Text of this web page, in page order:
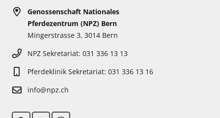
Genossenschaft Nationales
Pferdezentrum (NPZ) Bern
Mingerstrasse 3, 3014 Bern
NPZ Sekretariat: 031 336 13 13
Pferdeklinik Sekretariat: 031 336 13 16
info@npz.ch